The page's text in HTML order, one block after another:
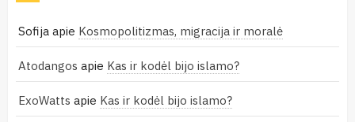
Sofija apie Kosmopolitizmas, migracija ir moralė
Atodangos apie Kas ir kodėl bijo islamo?
ExoWatts apie Kas ir kodėl bijo islamo?